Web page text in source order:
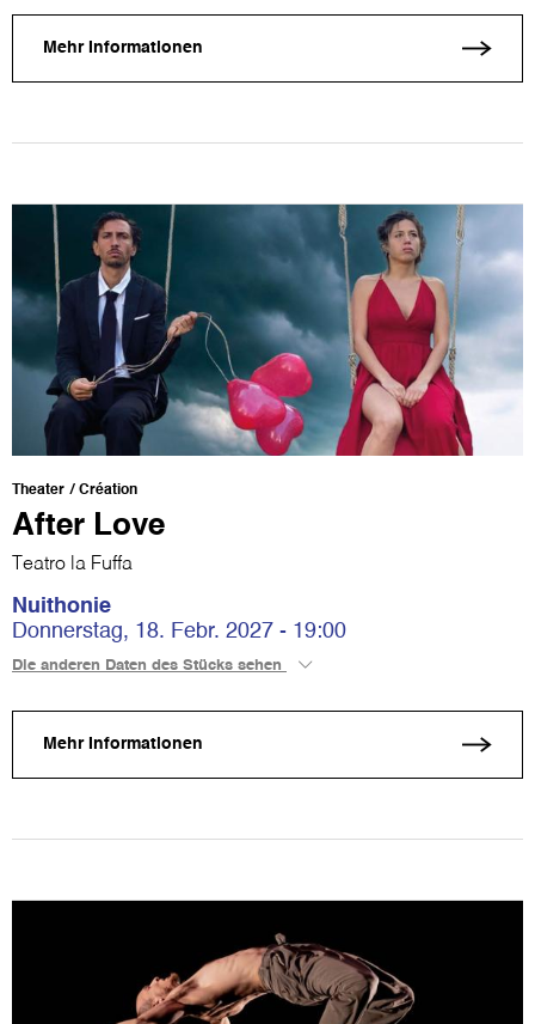
Mehr Informationen
Theater Création
After Love
Teatro la Fuffa
Nuithonie
Donnerstag, 18. Febr. 2027 - 19:00
Die anderen Daten des Stücks sehen
Mehr Informationen